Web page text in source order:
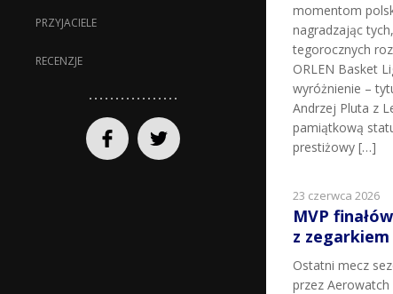
PRZYJACIELE
RECENZJE
momentom
nagradzając
tegorocznych
ORLEN Basket
wyróżnienie –
Andrzej Pluta z
pamiątkową
prestiżowy […]
23 czerwca 2026
MVP
z
Ostatni mecz
przez